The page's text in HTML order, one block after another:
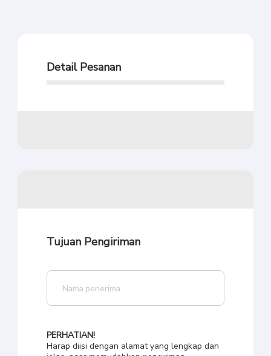
Detail Pesanan
Tujuan Pengiriman
PERHATIAN!
Harap diisi dengan alamat yang lengkap dan